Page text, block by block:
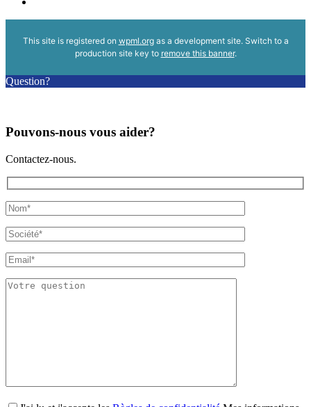
This site is registered on wpml.orgas a development site. Switch to a
production site key to remove this banner.
Question?
Pouvons-nous vous aider?
Contactez-nous.